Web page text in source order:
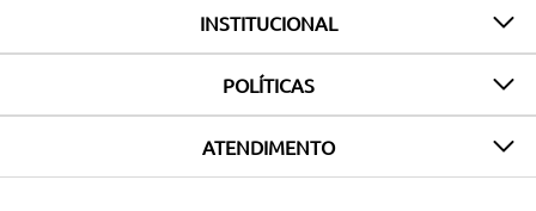
INSTITUCIONAL
POLÍTICAS
ATENDIMENTO